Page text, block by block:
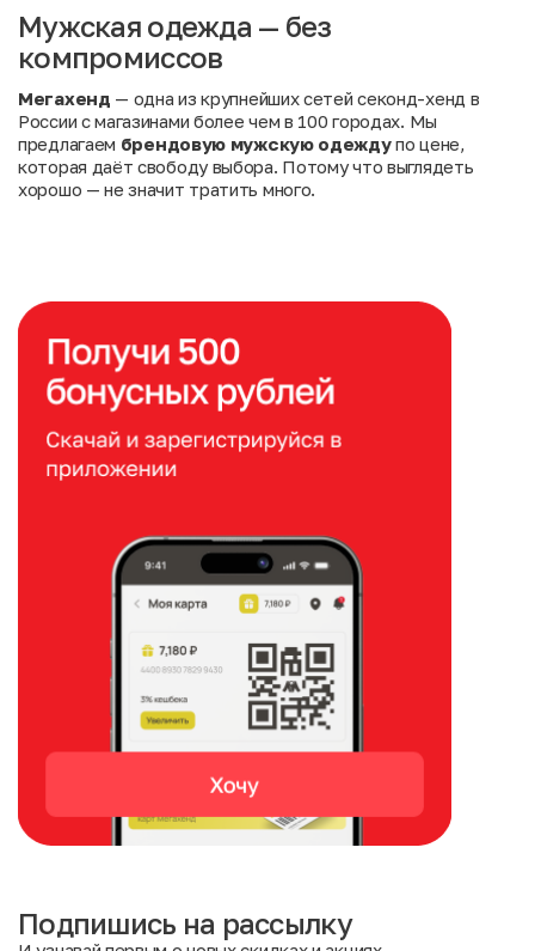
Мужская одежда — без
компромиссов
Мегахенд — одна из крупнейших сетей секонд-хенд в
России с магазинами более чем в 100 городах. Мы
предлагаем брендовую мужскую одеждупо цене,
которая даёт свободу выбора. Потому что выглядеть
хорошо — не значит тратить много.
Подпишись на рассылку